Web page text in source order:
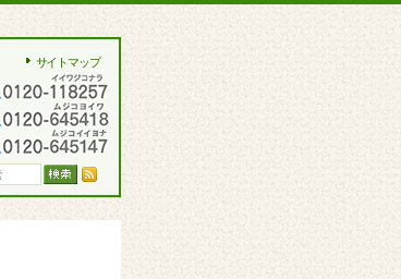
サイトマップ